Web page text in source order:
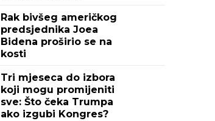
Rak bivšeg američkog
predsjednika Joea
Bidena proširio se na
kosti
Tri mjeseca do izbora
koji mogu promijeniti
sve: Što čeka Trumpa
ako izgubi Kongres?